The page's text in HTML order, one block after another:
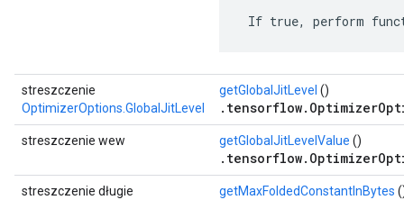
If true, perform
streszczenie
OptimizerOptions.GlobalJitLevel
getGlobalJitLevel ()
streszczenie wew getGlobalJitLevelValue ()
streszczenie długie getMaxFoldedConstantInBytes